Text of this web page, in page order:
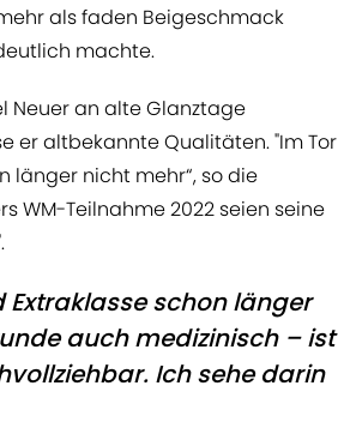
als faden Beigeschmack
machte.
Neuer an alte Glanztage
er altbekannte Qualitäten. "Im Tor
länger nicht mehr“, so die
WM-Teilnahme 2022 seien seine
Extraklasse schon länger
auch medizinisch – ist
Ich sehe darin